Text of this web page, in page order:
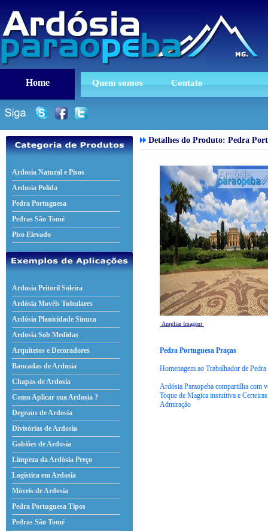
Home Quem somos Contato
Ardosia Natural e Pisos
Ardosia Polida
Pedra Portuguesa
Pedras São Tomé
Piso Elevado
Ardosia Peitoril Soleira
Ardósia Movéis Tubulares
Ardósia Planicidade Sinuca
Ardosia Sob Medidas
Arquitetos e Decoradores
Bancadas de Ardosia
Chapas de Ardosia
Como Aplicar sua Ardosia ?
Degraus de Ardosia
Divisórias de Ardosia
Gabiões de Ardosia
Limpeza da Ardósia Preço
Logística em Ardosia
Móveis de Ardosia
Pedra Portuguesa Tipos
Pedras São Tomé
Detalhes do Produto: Pedra
Ampliar Imagem
Pedra Portuguesa Praças
Homenagem ao Trabalhador de
Ardósia Paraopeba compartilha com
Toque de Magica instuitiva e
Admiração